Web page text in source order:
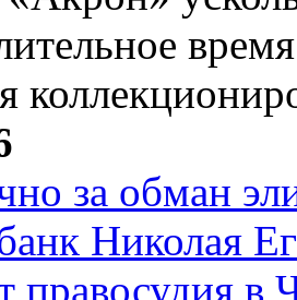
за обман
Николая
правосудия в